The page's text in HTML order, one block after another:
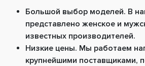
Большой выбор моделей. В
представлено женское и
известных производителей.
Низкие цены. Мы работаем
крупнейшими поставщиками,